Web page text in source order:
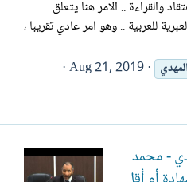
والقراءة .. الامر هنا يتعلق
للعربية .. وهو امر عادي تقريبا ،
Aug 21, 2019
- محمد